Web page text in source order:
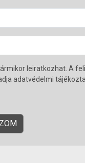
leiratkozhat. A
adatvédelmi